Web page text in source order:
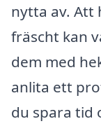
nytta av. Att
fräscht kan
dem med
anlita ett
du spara tid